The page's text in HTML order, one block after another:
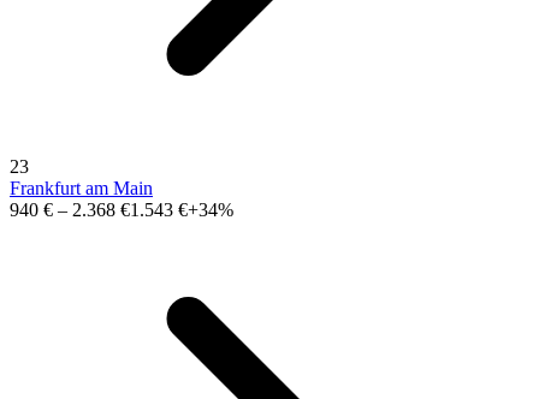
23
Frankfurt am Main
940 € – 2.368 €1.543 €+34%